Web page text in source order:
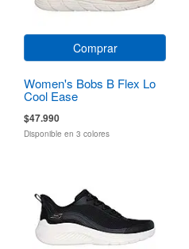
Comprar
Women's Bobs B Flex Lo
Cool Ease
$47.990
Disponible en 3 colores